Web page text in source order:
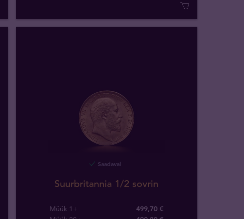
Saadaval
Suurbritannia 1/2 sovrin
Müük 1+
499,70 €